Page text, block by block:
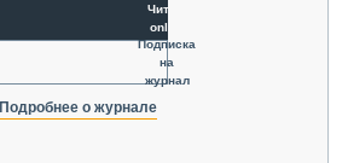
Читать
online
Подписка
на
журнал
Подробнее о журнале